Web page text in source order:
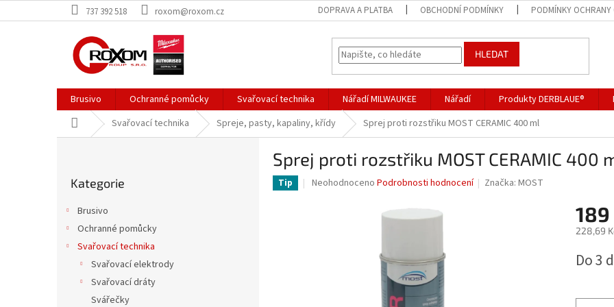
na
737 392 518 roxom@roxom.cz DOPRAVA A PLATBA OBCHODNÍ PODMÍNKY PODMÍNKY OCHRANY
HLEDAT
Brusivo Ochranné pomůcky Svařovací technika Nářadí MILWAUKEE Nářadí Produkty DERBLAUE®
Domů Svařovací technika Spreje, pasty, kapaliny, křídy Sprej proti rozstřiku MOST CERAMIC 400 ml
kategorie
Kategorie
Brusivo
Ochranné pomůcky
Svařovací technika
Svařovací elektrody
Svařovací dráty
Svářečky
Sprej proti rozstřiku MOST CERAMIC 400
Tip
Průměrné
Neohodnoceno Podrobnosti hodnocení Značka:MOST
189
228,69
cena:
Do 3